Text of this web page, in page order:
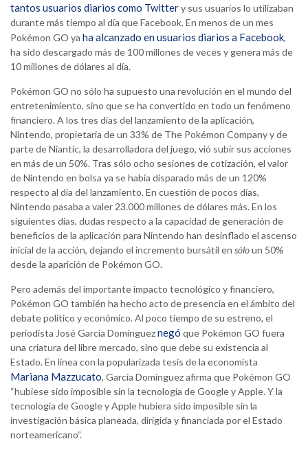
tantos usuarios diarios como Twittery sus usuarios lo utilizaban
durante más tiempo al día que Facebook. En menos de un mes
Pokémon GO ya ha alcanzado en usuarios diarios a Facebook,
ha sido descargado más de 100 millones de veces y genera más de
10 millones de dólares al día.
Pokémon GO no sólo ha supuesto una revolución en el mundo del
entretenimiento, sino que se ha convertido en todo un fenómeno
financiero. A los tres días del lanzamiento de la aplicación,
Nintendo, propietaria de un 33% de The Pokémon Company y de
parte de Niantic, la desarrolladora del juego, vió subir sus acciones
en más de un 50%. Tras sólo ocho sesiones de cotización, el valor
de Nintendo en bolsa ya se había disparado más de un 120%
respecto al día del lanzamiento. En cuestión de pocos días,
Nintendo pasaba a valer 23.000 millones de dólares más. En los
siguientes días, dudas respecto a la capacidad de generación de
beneficios de la aplicación para Nintendo han desinflado el ascenso
inicial de la acción, dejando el incremento bursátil en sóloun 50%
desde la aparición de Pokémon GO.
Pero además del importante impacto tecnológico y financiero,
Pokémon GO también ha hecho acto de presencia en el ámbito del
debate político y económico. Al poco tiempo de su estreno, el
periodista José García Domíngueznegó que Pokémon GO fuera
una criatura del libre mercado, sino que debe su existencia al
Estado. En línea con la popularizada tesis de la economista
Mariana Mazzucato, García Domínguez afirma que Pokémon GO
“hubiese sido imposible sin la tecnología de Google y Apple. Y la
tecnología de Google y Apple hubiera sido imposible sin la
investigación básica planeada, dirigida y financiada por el Estado
norteamericano”.